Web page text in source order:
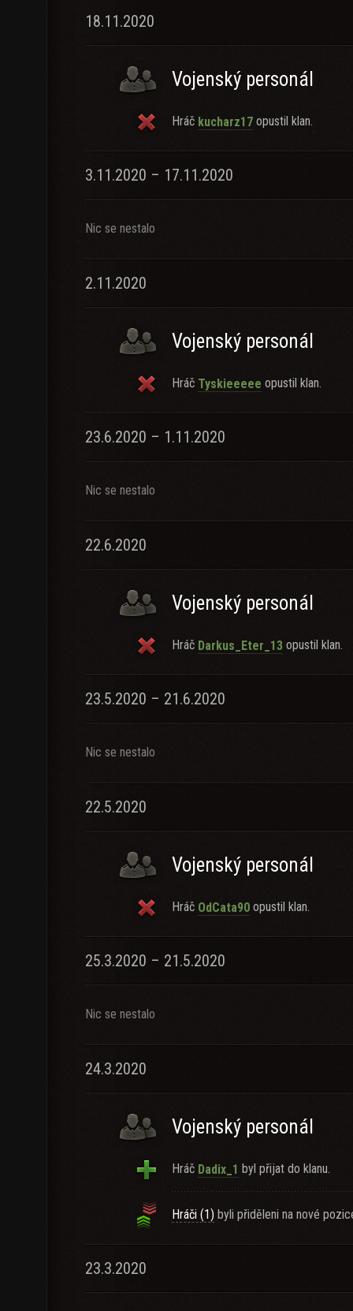
18.11.2020
Vojenský personál
Hráč kucharz17 opustil klan.
3.11.2020 – 17.11.2020
Nic se nestalo
2.11.2020
Vojenský personál
Hráč Tyskieeeee opustil klan.
23.6.2020 – 1.11.2020
Nic se nestalo
22.6.2020
Vojenský personál
Hráč Darkus_Eter_13 opustil klan.
23.5.2020 – 21.6.2020
Nic se nestalo
22.5.2020
Vojenský personál
Hráč OdCata90 opustil klan.
25.3.2020 – 21.5.2020
Nic se nestalo
24.3.2020
Vojenský personál
Hráč Dadix_1 byl přijat do klanu.
Hráči (1) byli přiděleni na nové
23.3.2020